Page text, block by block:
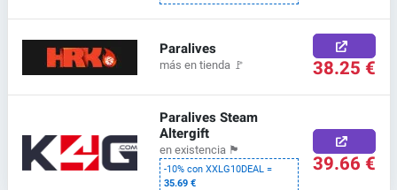
Paralives
más en tienda 🚩 38.25 €
Paralives Steam
Altergift
en existencia 🏴
-10% con XXLG10DEAL =
35.69 €
39.66 €